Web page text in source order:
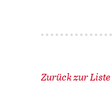
Zurück zur Liste